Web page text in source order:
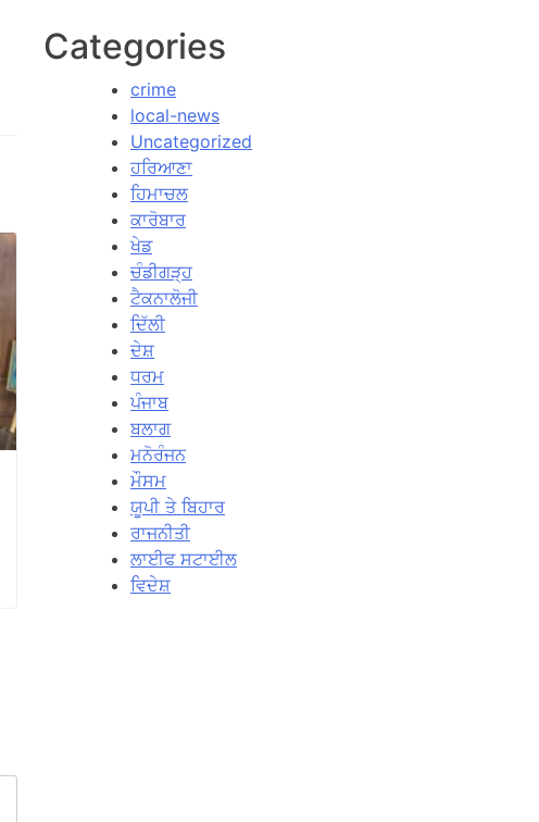
Categories
crime
local-news
Uncategorized
ਹਰਿਆਣਾ
ਹਿਮਾਚਲ
ਕਾਰੋਬਾਰ
ਖੇਡ
ਚੰਡੀਗੜ੍ਹ
ਟੈਕਨਾਲੋਜੀ
ਦਿੱਲੀ
ਦੇਸ਼
ਧਰਮ
ਪੰਜਾਬ
ਬਲਾਗ
ਮਨੋਰੰਜਨ
ਮੌਸਮ
ਯੂਪੀ ਤੇ ਬਿਹਾਰ
ਰਾਜਨੀਤੀ
ਲਾਈਫ ਸਟਾਈਲ
ਵਿਦੇਸ਼